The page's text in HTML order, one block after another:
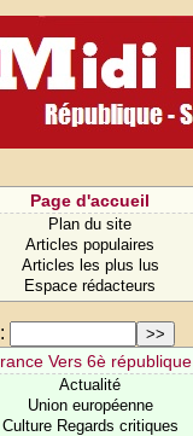
Page d'accueil
Plan du site
Articles populaires
Articles les plus lus
Espace rédacteurs
Vers 6è république
Actualité
Union européenne
Culture Regards critiques